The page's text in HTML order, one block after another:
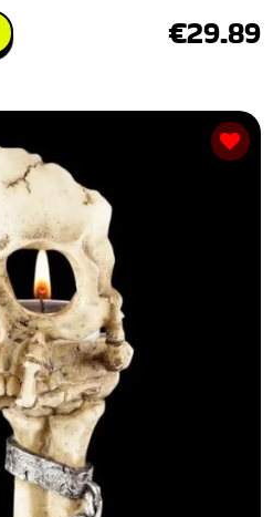
€29.89